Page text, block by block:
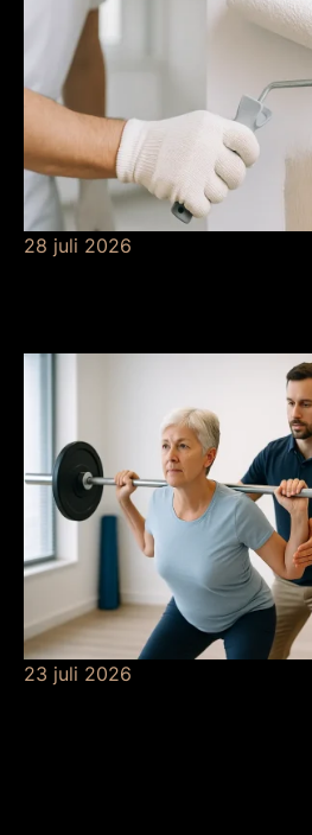
28 juli 2026
23 juli 2026